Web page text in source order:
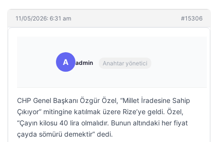
11/05/2026: 6:31 am #15306
A admin Anahtar yönetici
CHP Genel Başkanı Özgür Özel, “Millet İradesine Sahip
Çıkıyor” mitingine katılmak üzere Rize’ye geldi. Özel,
“Çayın kilosu 40 lira olmalıdır. Bunun altındaki her fiyat
çayda sömürü demektir” dedi.